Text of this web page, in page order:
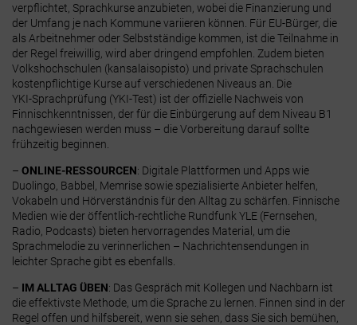
verpflichtet, Sprachkurse anzubieten, wobei die Finanzierung und
der Umfang je nach Kommune variieren können. Für EU‑Bürger, die
als Arbeitnehmer oder Selbstständige kommen, ist die Teilnahme in
der Regel freiwillig, wird aber dringend empfohlen. Zudem bieten
Volkshochschulen (kansalaisopisto) und private Sprachschulen
kostenpflichtige Kurse auf verschiedenen Niveaus an. Die
YKI‑Sprachprüfung (YKI-Test) ist der offizielle Nachweis von
Finnischkenntnissen, der für die Einbürgerung auf dem Niveau B1
nachgewiesen werden muss – die Vorbereitung darauf sollte
frühzeitig beginnen.
– ONLINE-RESSOURCEN: Digitale Plattformen und Apps wie
Duolingo, Babbel, Memrise sowie spezialisierte Anbieter helfen,
Vokabeln und Hörverständnis für den Alltag zu schärfen. Finnische
Medien wie der öffentlich-rechtliche Rundfunk YLE (Fernsehen,
Radio, Podcasts) bieten hervorragendes Material, um die
Sprachmelodie zu verinnerlichen – Nachrichtensendungen in
leichter Sprache gibt es ebenfalls.
– IM ALLTAG ÜBEN: Das Gespräch mit Kollegen und Nachbarn ist
die effektivste Methode, um die Sprache zu lernen. Finnen sind in der
Regel offen und hilfsbereit, wenn sie sehen, dass Sie sich bemühen,